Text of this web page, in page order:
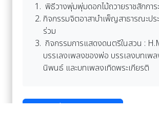
พิธีวางพุ่มพุ่มดอกไม้ถวายราชสักการ
กิจกรรมจิตอาสาบำเพ็ญสาธารณะปร
ร่วม
กิจกรรมการแสดงดนตรีในสวน :
บรรเลงเพลงของพ่อ บรรเลงบทเพล
นิพนธ์ และบทเพลงเทิดพระเกียรติ